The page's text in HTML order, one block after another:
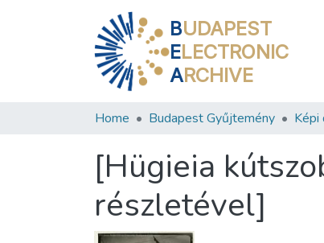
BUDAPEST
ELECTRONIC
ARCHIVE
Home Budapest Gyűjtemény Képi
[Hügieia
részletével]